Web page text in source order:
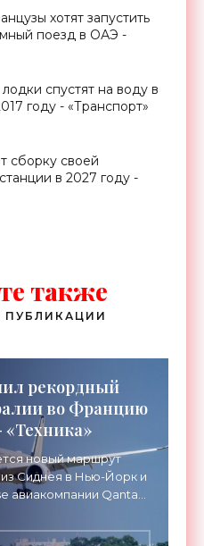
хотят запустить
поезд в ОАЭ -
спустят на воду в
году - «Транспорт»
сборку своей
в 2027 году -
также
ПУБЛИКАЦИИ
рекордный
во Францию
«Техника»
новый маршрут
Сиднея в Нью-Йорк и
авиакомпании Qantas
до 24